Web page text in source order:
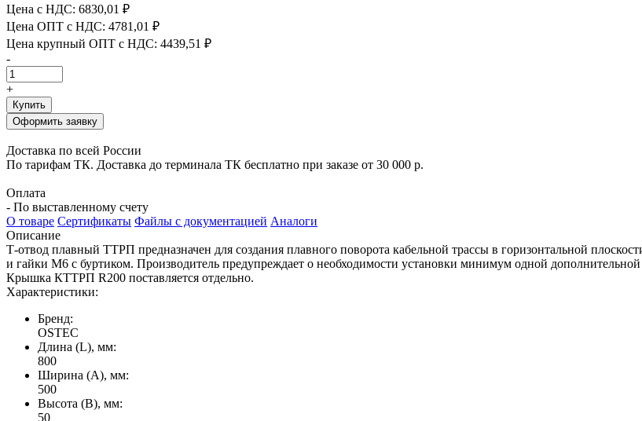
Цена с НДС: 6830,01 ₽
Цена ОПТ с НДС: 4781,01 ₽
Цена крупный ОПТ с НДС: 4439,51 ₽
-
+
Купить
Оформить заявку
Доставка по всей России
По тарифам ТК. Доставка до терминала ТК бесплатно при заказе от 30 000 р.
Оплата
- По выставленному счету
О товаре Сертификаты Файлы с документацией Аналоги
Описание
Т-отвод плавный ТТРП предназначен для создания плавного поворота кабельной трассы в горизонтальной
и гайки М6 с буртиком. Производитель предупреждает о необходимости установки минимум одной
Крышка КТТРП R200 поставляется отдельно.
Характеристики:
Бренд:
OSTEC
Длина (L), мм:
800
Ширина (А), мм:
500
Высота (В), мм:
50